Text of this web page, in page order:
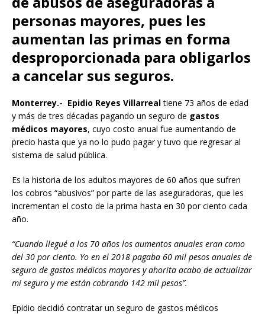
personas mayores, pues les
aumentan las primas en forma
desproporcionada para obligarlos
a cancelar sus seguros.
Monterrey.- Epidio Reyes Villarrealtiene 73 años de edad
y más de tres décadas pagando un seguro de gastos
médicos mayores, cuyo costo anual fue aumentando de
precio hasta que ya no lo pudo pagar y tuvo que regresar al
sistema de salud pública.
Es la historia de los adultos mayores de 60 años que sufren
los cobros “abusivos” por parte de las aseguradoras, que les
incrementan el costo de la prima hasta en 30 por ciento cada
año.
“Cuando llegué a los 70 años los aumentos anuales eran como
del 30 por ciento. Yo en el 2018 pagaba 60 mil pesos anuales de
seguro de gastos médicos mayores y ahorita acabo de actualizar
mi seguro y me están cobrando 142 mil pesos”.
Epidio decidió contratar un seguro de gastos médicos